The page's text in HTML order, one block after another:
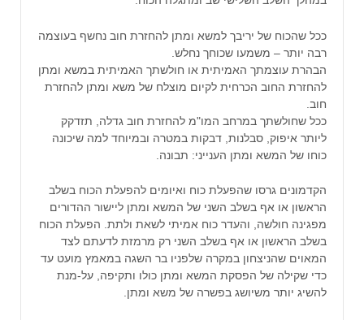
ככל שהכוח של יריבך למשא ומתן להחזרת חוב נחשף בעוצמה
רבה יותר – משמעו שכוחך נחלש.
הבהרת עוצמתך האמיתית או חולשתך האמיתית במשא ומתן
להחזרת החוב הכרחית לקיום מוצלח של משא ומתן להחזרת
חוב.
ככל שחולשתך במרחב המו"מ להחזרת חוב גדלה, תזדקק
ליותר איפוק, סבלנות, דבקות במטרה ובמיוחד למה שיכונה
כוחו של המשא ומתן הענייני: תבונה.
הקדמונים גרסו שהפעלת כוח ואיומים להפעלת הכוח בשלב
הראשון או אף בשלב השני של המשא ומתן ליישור ההדורים
מפגינה חולשה, והעדר כוח אמיתי לשאת ולתת. הפעלת הכוח
בשלב הראשון או אף בשלב השני רק מרמזת לדעתם לצד
המאוים שהניצחון במקרה שלפניו בר השגה במאמץ מועט עד
כדי שקילה של הפסקת המשא ומתן כולו ותקיפה, על-מנת
להשיג יותר משיושג בפשרה של משא ומתן.